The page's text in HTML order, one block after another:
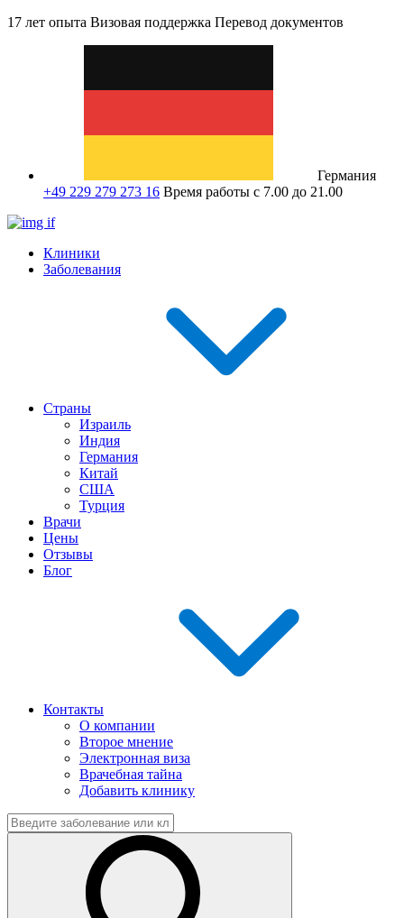
17 лет опыта Визовая поддержка Перевод документов
Германия
+49 229 279 273 16 Время работы с 7.00 до 21.00
Клиники
Заболевания
Страны
Израиль
Индия
Германия
Китай
США
Турция
Врачи
Цены
Отзывы
Блог
Контакты
О компании
Второе мнение
Электронная виза
Врачебная тайна
Добавить клинику